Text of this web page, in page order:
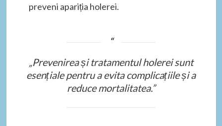
preveni apariția holerei.
„Prevenirea și tratamentul holerei sunt
esențiale pentru a evita complicațiile și a
reduce mortalitatea.”